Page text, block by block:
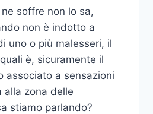
soffre non lo sa,
non è indotto a
uno o più malesseri, il
è, sicuramente il
associato a sensazioni
alla zona delle
stiamo parlando?